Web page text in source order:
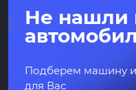
Не нашли
Подберем машину
для Вас